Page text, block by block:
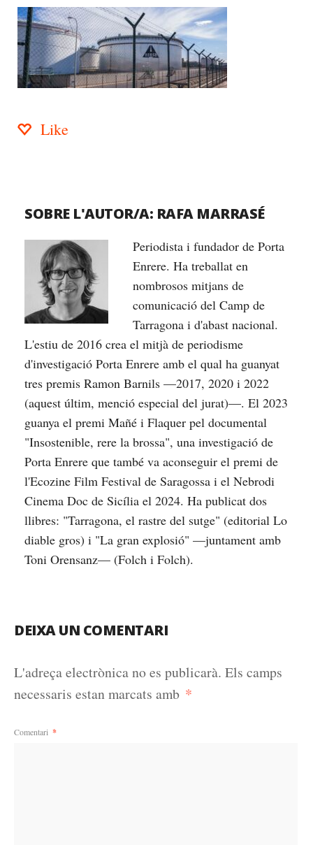
Like
SOBRE L'AUTOR/A: RAFA MARRASÉ
Periodista i fundador de Porta
Enrere. Ha treballat en
nombrosos mitjans de
comunicació del Camp de
Tarragona i d'abast nacional.
L'estiu de 2016 crea el mitjà de periodisme
d'investigació Porta Enrere amb el qual ha guanyat
tres premis Ramon Barnils —2017, 2020 i 2022
(aquest últim, menció especial del jurat)—. El 2023
guanya el premi Mañé i Flaquer pel documental
"Insostenible, rere la brossa", una investigació de
Porta Enrere que també va aconseguir el premi de
l'Ecozine Film Festival de Saragossa i el Nebrodi
Cinema Doc de Sicília el 2024. Ha publicat dos
llibres: "Tarragona, el rastre del sutge" (editorial Lo
diable gros) i "La gran explosió" —juntament amb
Toni Orensanz— (Folch i Folch).
DEIXA UN COMENTARI
L'adreça electrònica no es publicarà. Els camps
necessaris estan marcats amb *
Comentari *